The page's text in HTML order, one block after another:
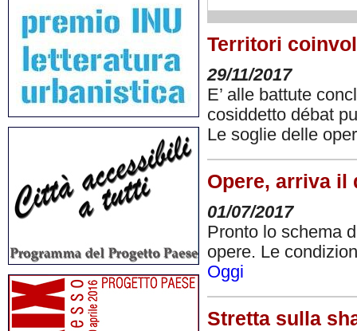
Territori
29/11/2017
E’ alle battute
cosiddetto débat
Le soglie delle
Opere, arriva il
01/07/2017
Pronto lo schema
opere. Le
Oggi
Stretta sulla